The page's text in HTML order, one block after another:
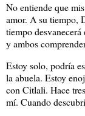
No entiende que
amor. A su tiempo,
tiempo
y ambos
Estoy solo, podría
la abuela. Estoy
con Citlali. Hace
mí. Cuando